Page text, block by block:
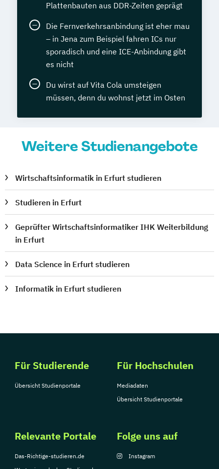
Plattenbauten aus DDR-Zeiten geprägt
Die Fernverkehrsanbindung ist eher mau
– in Jena zum Beispiel fahren ICs nur
sporadisch und eine ICE-Anbindung gibt
es nicht
Du wirst auf Vita Cola umsteigen
müssen, denn du wohnst jetzt im Osten
Weitere Studienangebote
Wirtschaftsinformatik in Erfurt studieren
Studieren in Erfurt
Geprüfter Wirtschaftsinformatiker IHK Weiterbildung
in Erfurt
Data Science in Erfurt studieren
Informatik in Erfurt studieren
Für Studierende
Übersicht Studienportale
Für Hochschulen
Mediadaten
Übersicht Studienportale
Relevante Portale
Das-Richtige-studieren.de
Folge uns auf
Instagram